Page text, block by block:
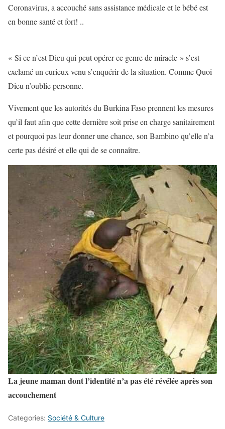
Coronavirus, a accouché sans assistance médicale et le bébé est
en bonne santé et fort! ..
« Si ce n’est Dieu qui peut opérer ce genre de miracle » s’est
exclamé un curieux venu s’enquérir de la situation. Comme Quoi
Dieu n’oublie personne.
Vivement que les autorités du Burkina Faso prennent les mesures
qu’il faut afin que cette dernière soit prise en charge sanitairement
et pourquoi pas leur donner une chance, son Bambino qu’elle n’a
certe pas désiré et elle qui de se connaître.
La jeune maman dont l’identité n’a pas été révélée après son
accouchement
Categories: Société & Culture